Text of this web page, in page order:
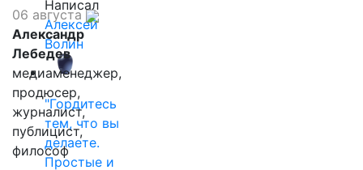
Написал
Алексей
Волин
"Гордитесь
тем, что вы
делаете.
Простые и
06 августа
Александр
Лебедев
медиаменеджер,
продюсер,
журналист,
публицист,
философ